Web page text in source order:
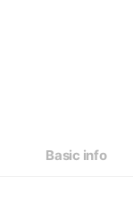
Basic info